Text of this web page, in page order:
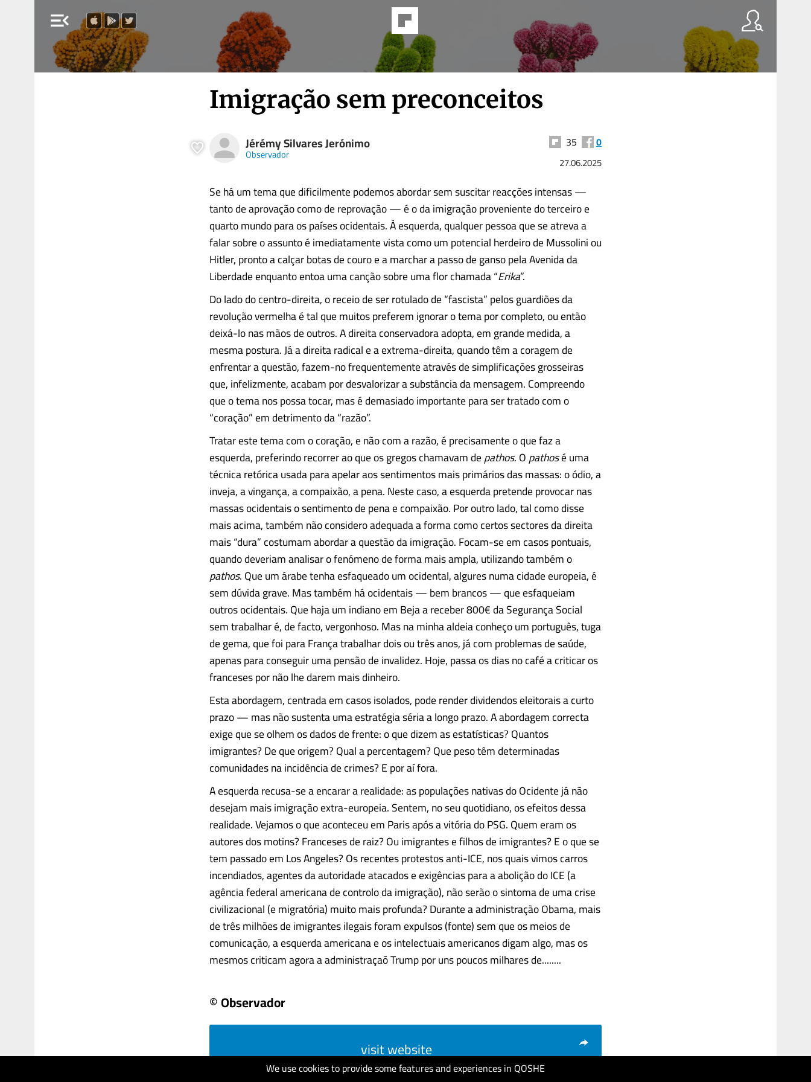
menu_open
We use cookies to provide some features and experiences in QOSHE
Imigração sem preconceitos
Jérémy Silvares Jerónimo
Observador
35 0
27.06.2025
Se há um tema que dificilmente podemos abordar sem suscitar reacções intensas —
tanto de aprovação como de reprovação — é o da imigração proveniente do terceiro e
quarto mundo para os países ocidentais. À esquerda, qualquer pessoa que se atreva a
falar sobre o assunto é imediatamente vista como um potencial herdeiro de Mussolini ou
Hitler, pronto a calçar botas de couro e a marchar a passo de ganso pela Avenida da
Liberdade enquanto entoa uma canção sobre uma flor chamada “Erika”.
Do lado do centro-direita, o receio de ser rotulado de “fascista” pelos guardiões da
revolução vermelha é tal que muitos preferem ignorar o tema por completo, ou então
deixá-lo nas mãos de outros. A direita conservadora adopta, em grande medida, a
mesma postura. Já a direita radical e a extrema-direita, quando têm a coragem de
enfrentar a questão, fazem-no frequentemente através de simplificações grosseiras
que, infelizmente, acabam por desvalorizar a substância da mensagem. Compreendo
que o tema nos possa tocar, mas é demasiado importante para ser tratado com o
“coração” em detrimento da “razão”.
Tratar este tema com o coração, e não com a razão, é precisamente o que faz a
esquerda, preferindo recorrer ao que os gregos chamavam depathos. Opathosé uma
técnica retórica usada para apelar aos sentimentos mais primários das massas: o ódio, a
inveja, a vingança, a compaixão, a pena. Neste caso, a esquerda pretende provocar nas
massas ocidentais o sentimento de pena e compaixão. Por outro lado, tal como disse
mais acima, também não considero adequada a forma como certos sectores da direita
mais “dura” costumam abordar a questão da imigração. Focam-se em casos pontuais,
quando deveriam analisar o fenómeno de forma mais ampla, utilizando também o
pathos. Que um árabe tenha esfaqueado um ocidental, algures numa cidade europeia, é
sem dúvida grave. Mas também há ocidentais — bem brancos — que esfaqueiam
outros ocidentais. Que haja um indiano em Beja a receber 800€ da Segurança Social
sem trabalhar é, de facto, vergonhoso. Mas na minha aldeia conheço um português, tuga
de gema, que foi para França trabalhar dois ou três anos, já com problemas de saúde,
apenas para conseguir uma pensão de invalidez. Hoje, passa os dias no café a criticar os
franceses por não lhe darem mais dinheiro.
Esta abordagem, centrada em casos isolados, pode render dividendos eleitorais a curto
prazo — mas não sustenta uma estratégia séria a longo prazo. A abordagem correcta
exige que se olhem os dados de frente: o que dizem as estatísticas? Quantos
imigrantes? De que origem? Qual a percentagem? Que peso têm determinadas
comunidades na incidência de crimes? E por aí fora.
A esquerda recusa-se a encarar a realidade: as populações nativas do Ocidente já não
desejam mais imigração extra-europeia. Sentem, no seu quotidiano, os efeitos dessa
realidade. Vejamos o que aconteceu em Paris após a vitória do PSG. Quem eram os
autores dos motins? Franceses de raiz? Ou imigrantes e filhos de imigrantes? E o que se
tem passado em Los Angeles? Os recentes protestos anti-ICE, nos quais vimos carros
incendiados, agentes da autoridade atacados e exigências para a abolição do ICE (a
agência federal americana de controlo da imigração), não serão o sintoma de uma crise
civilizacional (e migratória) muito mais profunda? Durante a administração Obama, mais
de três milhões de imigrantes ilegais foram expulsos (fonte) sem que os meios de
comunicação, a esquerda americana e os intelectuais americanos digam algo, mas os
mesmos criticam agora a administraçaõ Trump por uns poucos milhares de........
© Observador
visit website